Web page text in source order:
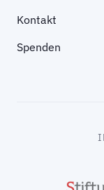
Kontakt
Spenden